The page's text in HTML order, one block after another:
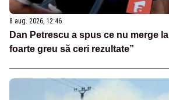
8 aug. 2026, 12:46
Dan Petrescu a spus ce nu merge
foarte greu să ceri rezultate”